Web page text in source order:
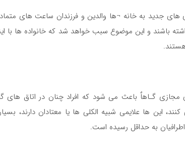
های جدید به خانه ¬ها والدین و فرزندان ساعت های
باشند و این موضوع سبب خواهد شد که خانواده ها با
مجازی گـاهاٌ باعث می شود که افراد چنان در اتاق
این ها علایمی شبیه الکلی ها یا معتادان دارند،
به حداقل رسیده است.